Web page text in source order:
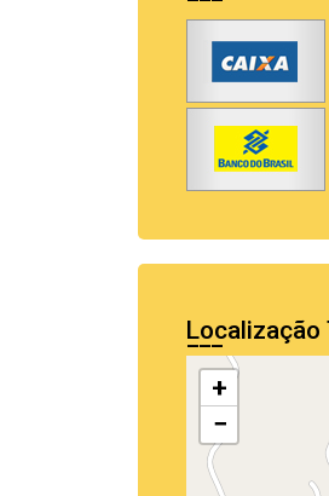
Localização
+
−